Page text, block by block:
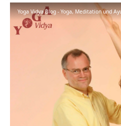
Yoga Vidya Blog - Yoga, Meditation und